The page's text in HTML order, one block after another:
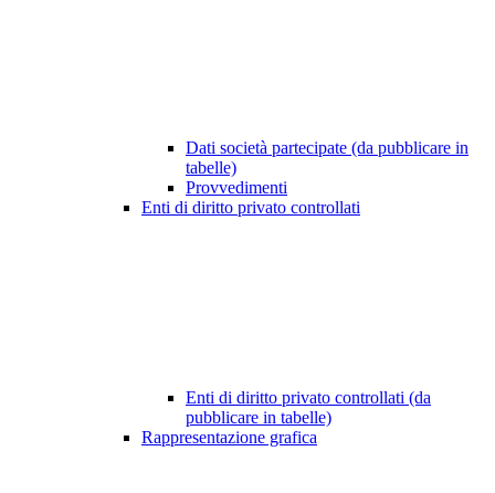
Dati società partecipate (da pubblicare in
tabelle)
Provvedimenti
Enti di diritto privato controllati
Enti di diritto privato controllati (da
pubblicare in tabelle)
Rappresentazione grafica